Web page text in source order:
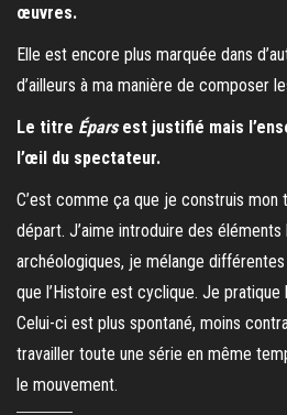
œuvres.
Elle est encore plus marquée dans
d’ailleurs à ma manière de composer
Le titre Épars est justifié mais
l’œil du spectateur.
C’est comme ça que je construis mon
départ. J’aime introduire des
archéologiques, je mélange
que l’Histoire est cyclique. Je pratique
Celui-ci est plus spontané, moins
travailler toute une série en même
le mouvement.